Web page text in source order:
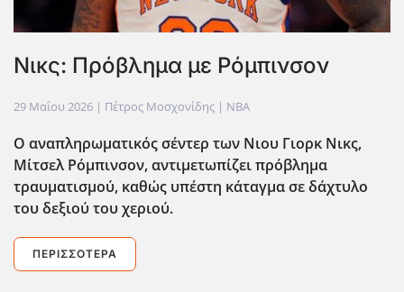
Νικς: Πρόβλημα με Ρόμπινσον
29 Μαΐου 2026 | Πέτρος Μοσχονίδης | NBA
Ο αναπληρωματικός σέντερ των Νιου Γιορκ Νικς,
Μίτσελ Ρόμπινσον, αντιμετωπίζει πρόβλημα
τραυματισμού, καθώς υπέστη κάταγμα σε δάχτυλο
του δεξιού του χεριού.
ΠΕΡΙΣΣΌΤΕΡΑ